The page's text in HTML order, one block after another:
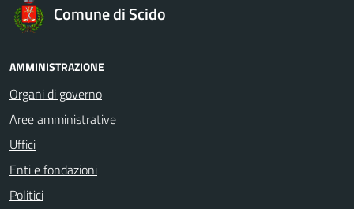
Comune di Scido
AMMINISTRAZIONE
Organi di governo
Aree amministrative
Uffici
Enti e fondazioni
Politici